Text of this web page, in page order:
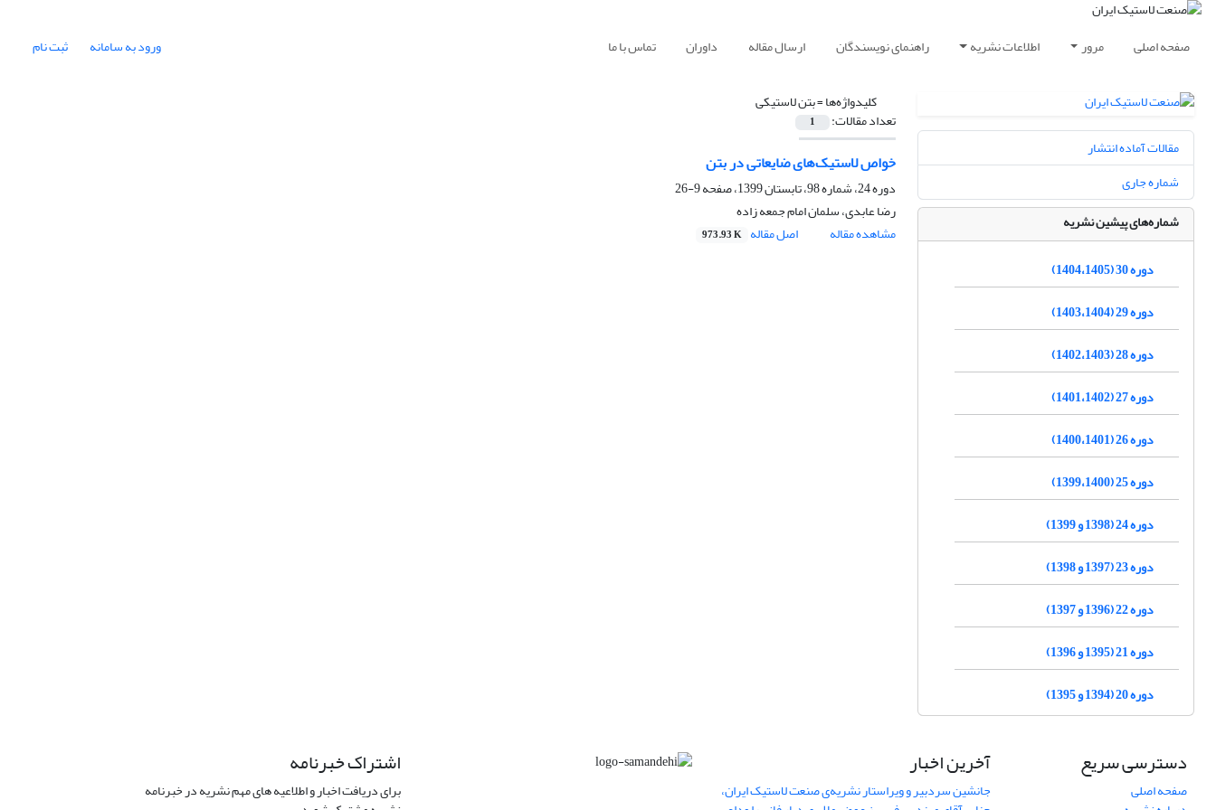
صفحه اصلی مرور اطلاعات نشریه راهنمای نویسندگان ارسال مقاله داوران تماس با ما ورود به سامانه ثبت نام
کلیدواژه‌ها =بتن لاستیکی
تعداد مقالات: 1
خواص لاستیک‌های ضایعاتی در بتن
دوره 24، شماره 98، تابستان 1399، صفحه
9-26
رضا عابدی، سلمان امام جمعه زاده
مشاهده مقاله
اصل مقاله 973.93 K
مقالات آماده انتشار
شماره جاری
شماره‌های پیشین نشریه
دوره 30 (1404،1405)
دوره 29 (1403،1404)
دوره 28 (1402،1403)
دوره 27 (1401،1402)
دوره 26 (1400،1401)
دوره 25 (1399،1400)
دوره 24 (1398 و 1399)
دوره 23 (1397 و 1398)
دوره 22 (1396 و 1397)
دوره 21 (1395 و 1396)
دوره 20 (1394 و 1395)
دسترسی سریع
صفحه اصلی
آخرین اخبار
جانشین سردبیر و ویراستار نشریه‌ی صنعت لاستیک ایران،
اشتراک خبرنامه
برای دریافت اخبار و اطلاعیه های مهم نشریه در خبرنامه